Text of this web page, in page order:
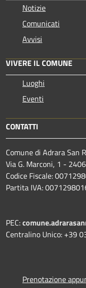
Notizie
Comunicati
Avvisi
VIVERE IL COMUNE
Luoghi
Eventi
CONTATTI
Comune di Adrara San
Via G. Marconi, 1 -
Codice Fiscale:
Partita IVA:
PEC:
Centralino Unico: +39
Prenotazione